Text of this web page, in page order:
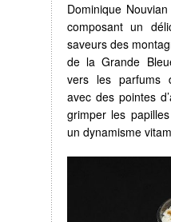
Dominique
composant un
saveurs des
de la Grande
vers les parfums
avec des pointes
grimper les
un dynamisme